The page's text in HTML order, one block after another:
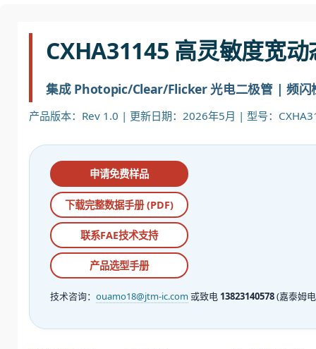
CXHA31145 高灵敏度宽
集成 Photopic/Clear/Flicker 光电二极管 | 频
产品版本：Rev 1.0 | 更新日期：2026年5月 | 型号：
申请免费样品
下载完整数据手册 (PDF)
联系FAE技术支持
产品选型手册
技术咨询： ouamo18@jtm-ic.com或致电 13823140578(嘉泰姆